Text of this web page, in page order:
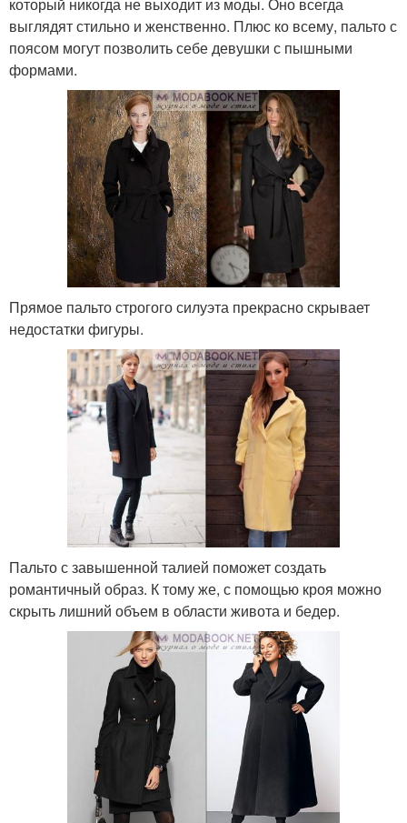
который никогда не выходит из моды. Оно всегда
выглядят стильно и женственно. Плюс ко всему, пальто с
поясом могут позволить себе девушки с пышными
формами.
Прямое пальто строгого силуэта прекрасно скрывает
недостатки фигуры.
Пальто с завышенной талией поможет создать
романтичный образ. К тому же, с помощью кроя можно
скрыть лишний объем в области живота и бедер.